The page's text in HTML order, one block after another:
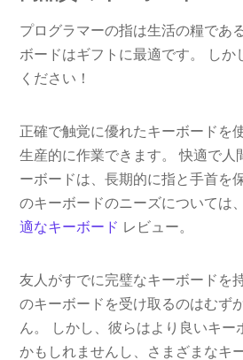
プログラマーの指は生活の糧であ
ボードはギフトに最適です。 しか
ください！
正確で触覚に優れたキーボードを
生産的に作業できます。 快適で人
ーボードは、長期的に指と手首を
のキーボードのニーズについては、
適なキーボード レビュー。
友人がすでに完璧なキーボードを
のキーボードを受け取るのはむず
ん。 しかし、彼らはより良いキー
かもしれませんし、さまざまなキ